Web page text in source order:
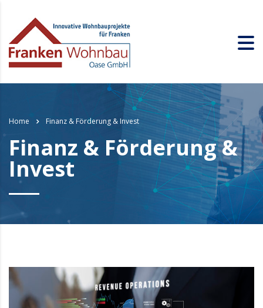
Home Finanz & Förderung & Invest
Finanz & Förderung &
Invest